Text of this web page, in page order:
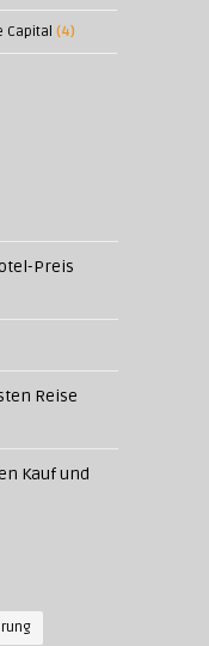
Capital (4)
Preis
Reise
Kauf und